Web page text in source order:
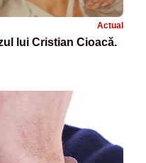
Actual
lui Cristian Cioacă.